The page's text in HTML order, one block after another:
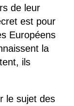
de leur
est pour
Européens
la
ils
le sujet des